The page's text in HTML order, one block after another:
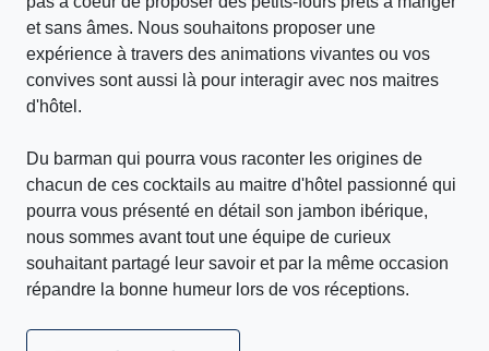
et sans âmes. Nous souhaitons proposer une
expérience à travers des animations vivantes ou vos
convives sont aussi là pour interagir avec nos maitres
d'hôtel.
Du barman qui pourra vous raconter les origines de
chacun de ces cocktails au maitre d'hôtel passionné qui
pourra vous présenté en détail son jambon ibérique,
nous sommes avant tout une équipe de curieux
souhaitant partagé leur savoir et par la même occasion
répandre la bonne humeur lors de vos réceptions.